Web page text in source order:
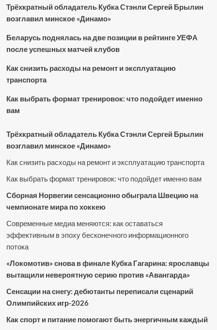
Трёхкратный обладатель Кубка Стэнли Сергей Брылин
возглавил минское «Динамо»
Беларусь поднялась на две позиции в рейтинге УЕФА
после успешных матчей клубов
Как снизить расходы на ремонт и эксплуатацию
транспорта
Как выбрать формат тренировок: что подойдет именно
вам
Трёхкратный обладатель Кубка Стэнли Сергей Брылин
возглавил минское «Динамо»
Как снизить расходы на ремонт и эксплуатацию транспорта
Как выбрать формат тренировок: что подойдет именно вам
Сборная Норвегии сенсационно обыграла Швецию на
чемпионате мира по хоккею
Современные медиа меняются: как оставаться
эффективным в эпоху бесконечного информационного
потока
«Локомотив» снова в финале Кубка Гагарина: ярославцы
вытащили невероятную серию против «Авангарда»
Сенсации на снегу: дебютанты переписали сценарий
Олимпийских игр-2026
Как спорт и питание помогают быть энергичным каждый